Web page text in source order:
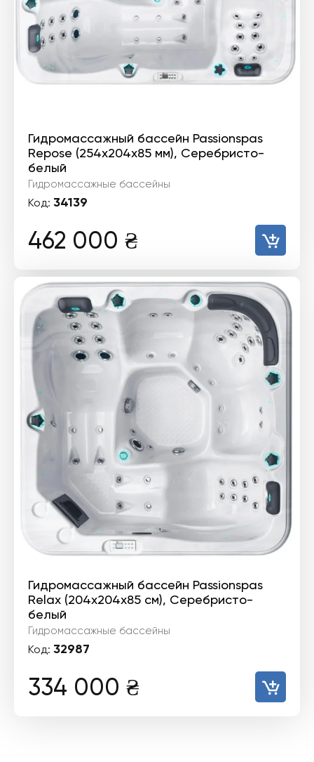
Гидромассажный бассейн Passionspas
Repose (254х204х85 мм), Серебристо-
белый
Гидромассажные бассейны
Код: 34139
462 000 ₴
Гидромассажный бассейн Passionspas
Relax (204х204х85 см), Серебристо-
белый
Гидромассажные бассейны
Код: 32987
334 000 ₴